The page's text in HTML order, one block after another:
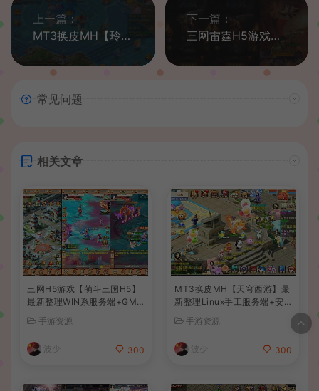
上一篇：
MT3换皮MH【玲珑西游冰雪版】最新整理Linux手工服务端+安卓苹果双端+GM后台+详细搭建教程+全套源码+赞助攻略掉落说明
下一篇：
三网雷霆H5游戏【神魔战意雷霆H5跨服版】最新整理一键既玩镜像服务端+Linux手工服务端+多区跨服+GM授权后台+详细搭建教程
常见问题
相关文章
三网H5游戏【萌斗三国H5】
最新整理WIN系服务端+GM
后台+详细搭建教程
手游资源
波少 300
MT3换皮MH【天穹西游】最
新整理Linux手工服务端+安
卓苹果双端+GM后台+详细搭
建教程+全套源码+视频教程
手游资源
波少 300